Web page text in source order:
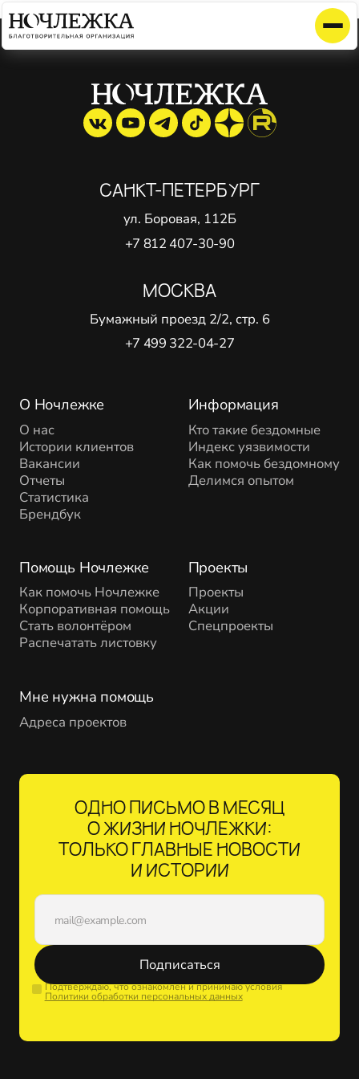
Элемент не найден!
О Ночлежке
О нас
Истории клиентов
Вакансии
Отчеты
Статистика
Брендбук
Помощь Ночлежке
Как помочь Ночлежке
Корпоративная помощь
Стать волонтёром
Распечатать листовку
Проекты
Проекты
Акции
Спецпроекты
Информация
Кто такие бездомные
Индекс уязвимости
Как помочь бездомному
Делимся опытом
Мне нужна помощь
Адреса проектов
САНКТ-ПЕТЕРБУРГ
ул. Боровая, 112Б
+7 812 407-30-90
МОСКВА
Бумажный проезд 2/2, стр. 6
+7 499 322-04-27
ОДНО ПИСЬМО В МЕСЯЦ
О ЖИЗНИ НОЧЛЕЖКИ:
ТОЛЬКО ГЛАВНЫЕ НОВОСТИ
И ИСТОРИИ
Подписаться
Подтверждаю, что ознакомлен и принимаю условия
Политики обработки персональных данных